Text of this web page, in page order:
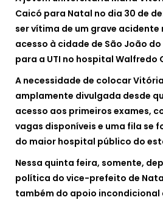
Caicó para Natal no dia 30 de
ser vítima de um grave acidente
acesso à cidade de São João
para a UTI no hospital Walfredo
A necessidade de colocar
amplamente divulgada desde
acesso aos primeiros exames,
vagas disponíveis e uma fila se
do maior hospital público do
Nessa quinta feira, somente,
política do vice-prefeito de
também do apoio